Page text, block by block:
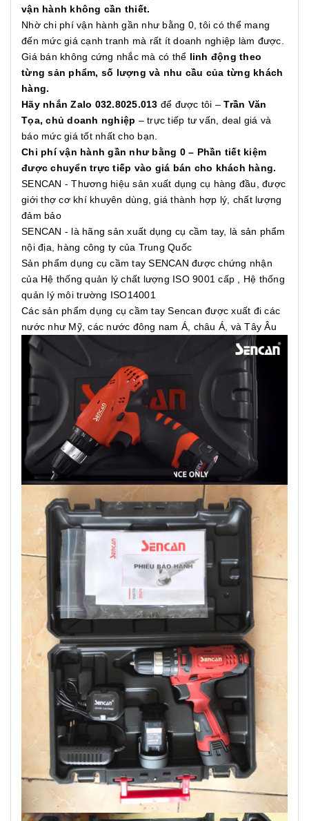
vận hành không cần thiết.
Nhờ chi phí vận hành gần như bằng 0, tôi có thể mang
đến mức giá cạnh tranh mà rất ít doanh nghiệp làm được.
Giá bán không cứng nhắc mà có thể linh động theo
từng sản phẩm, số lượng và nhu cầu của từng khách
hàng.
Hãy nhắn Zalo 032.8025.013 để được tôi –Trần Văn
Tọa, chủ doanh nghiệp – trực tiếp tư vấn, deal giá và
báo mức giá tốt nhất cho bạn.
Chi phí vận hành gần như bằng 0 – Phần tiết kiệm
được chuyển trực tiếp vào giá bán cho khách hàng.
SENCAN - Thương hiệu sản xuất dụng cụ hàng đầu, được
giới thợ cơ khí khuyên dùng, giá thành hợp lý, chất lượng
đảm bảo
SENCAN - là hãng sản xuất dụng cụ cầm tay, là sản phẩm
nội địa, hàng công ty của Trung Quốc
Sản phẩm dụng cụ cầm tay SENCAN được chứng nhận
của Hệ thống quản lý chất lượng ISO 9001 cấp , Hệ thống
quản lý môi trường ISO14001
Các sản phẩm dụng cụ cầm tay Sencan được xuất đi các
nước như Mỹ, các nước đông nam Á, châu Á, và Tây Âu